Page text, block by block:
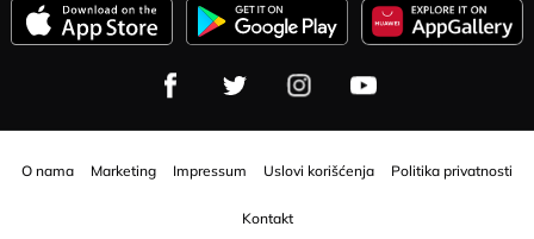
O nama Marketing Impressum Uslovi korišćenja Politika privatnosti
Kontakt